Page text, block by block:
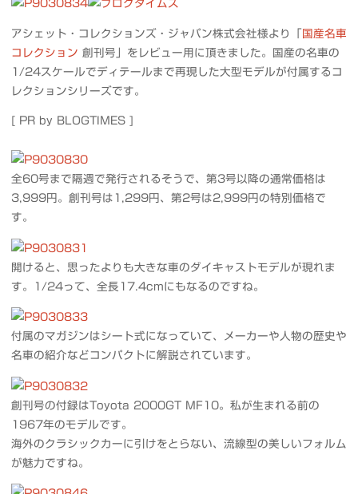
アシェット・コレクションズ・ジャパン株式会社様より「国産名車
コレクション 創刊号」をレビュー用に頂きました。国産の名車の
1/24スケールでディテールまで再現した大型モデルが付属するコ
レクションシリーズです。
[ PR by BLOGTIMES ]
全60号まで隔週で発行されるそうで、第3号以降の通常価格は
3,999円。創刊号は1,299円、第2号は2,999円の特別価格で
す。
開けると、思ったよりも大きな車のダイキャストモデルが現れま
す。1/24って、全長17.4cmにもなるのですね。
付属のマガジンはシート式になっていて、メーカーや人物の歴史や
名車の紹介などコンパクトに解説されています。
創刊号の付録はToyota 2000GT MF10。私が生まれる前の
1967年のモデルです。
海外のクラシックカーに引けをとらない、流線型の美しいフォルム
が魅力ですね。